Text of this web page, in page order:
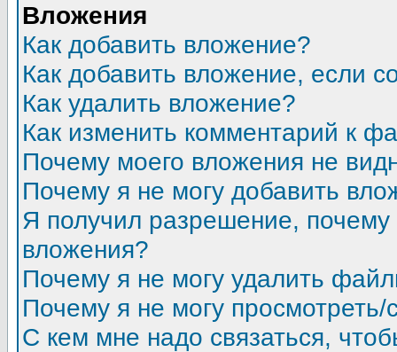
Вложения
Как добавить вложение?
Как добавить вложение, если
Как удалить вложение?
Как изменить комментарий к
Почему моего вложения не
Почему я не могу добавить
Я получил разрешение,
вложения?
Почему я не могу удалить
Почему я не могу просмотреть/
С кем мне надо связаться,